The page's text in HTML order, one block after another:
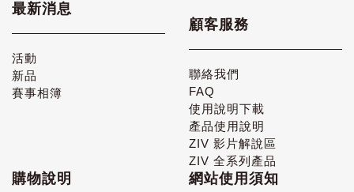
最新消息
活動
新品
賽事相簿
顧客服務
聯絡我們
FAQ
使用說明下載
產品使用說明
ZIV 影片解說區
ZIV 全系列產品
購物說明 網站使用須知